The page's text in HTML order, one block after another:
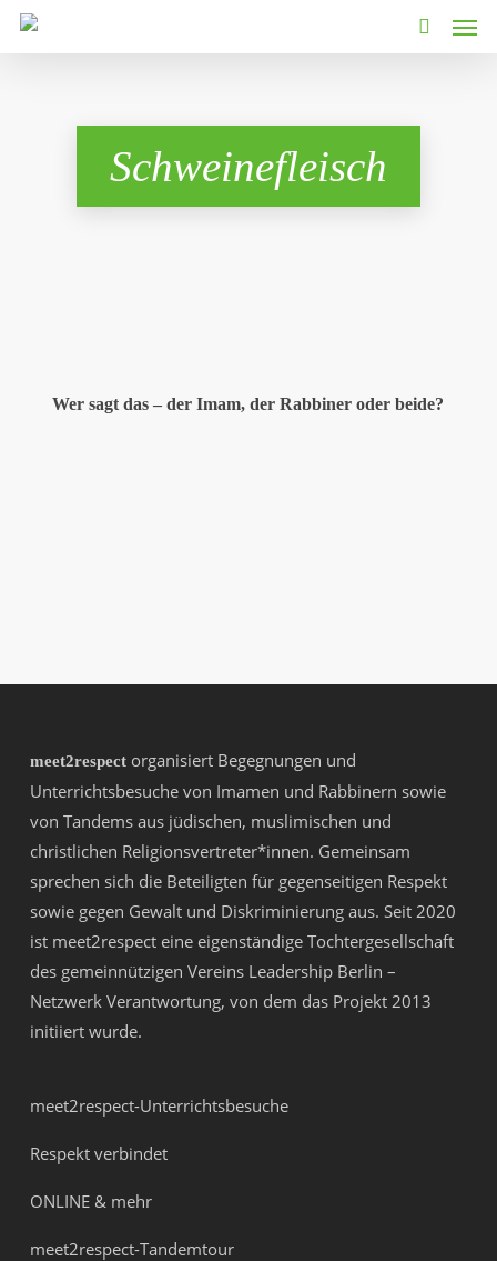
Skip
search
Schweinefleisch
Wer sagt das – der Imam, der Rabbiner oder beide?
meet2respectorganisiert Begegnungen und
Unterrichtsbesuche von Imamen und Rabbinern sowie
von Tandems aus jüdischen, muslimischen und
christlichen Religionsvertreter*innen. Gemeinsam
sprechen sich die Beteiligten für gegenseitigen Respekt
sowie gegen Gewalt und Diskriminierung aus. Seit 2020
ist meet2respect eine eigenständige Tochtergesellschaft
des gemeinnützigen Vereins Leadership Berlin –
Netzwerk Verantwortung, von dem das Projekt 2013
initiiert wurde.
meet2respect-Unterrichtsbesuche
Respekt verbindet
ONLINE & mehr
meet2respect-Tandemtour